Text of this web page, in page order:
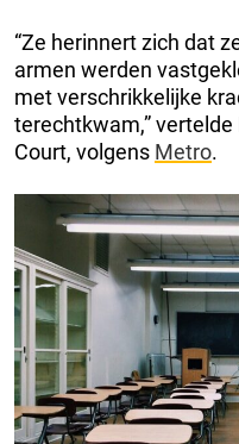
“Ze herinnert zich dat
armen werden
met verschrikkelijke
terechtkwam,”
Court, volgens Metro.